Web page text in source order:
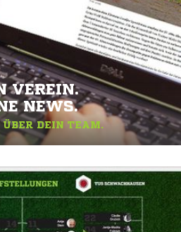
VEREIN.
NEWS.
ÜBER DEIN TEAM.